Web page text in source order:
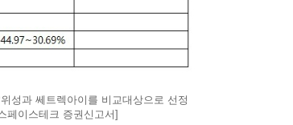
성과 쎄트렉아이를 비교대상으로 선정
페이스테크 증권신고서]